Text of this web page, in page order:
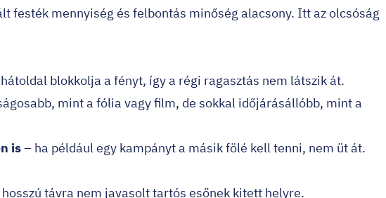
festék mennyiség és felbontás minőség alacsony. Itt az olcsóság
blokkolja a fényt, így a régi ragasztás nem látszik át.
mint a fólia vagy film, de sokkal időjárásállóbb, mint a
is– ha például egy kampányt a másik fölé kell tenni, nem üt át.
távra nem javasolt tartós esőnek kitett helyre.